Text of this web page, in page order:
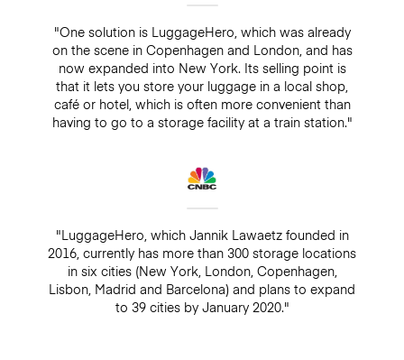
"One solution is LuggageHero, which was already
on the scene in Copenhagen and London, and has
now expanded into New York. Its selling point is
that it lets you store your luggage in a local shop,
café or hotel, which is often more convenient than
having to go to a storage facility at a train station."
"LuggageHero, which Jannik Lawaetz founded in
2016, currently has more than 300 storage locations
in six cities (New York, London, Copenhagen,
Lisbon, Madrid and Barcelona) and plans to expand
to 39 cities by January 2020."